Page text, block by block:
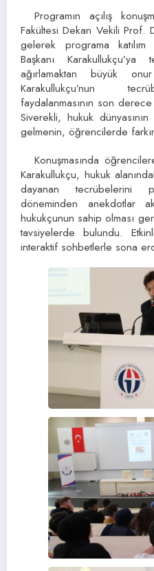
Programın açılış
Fakültesi Dekan Vekili Prof.
gelerek programa
Başkanı
ağırlamaktan büyük
Karakullukçu’nun
faydalanmasının son
Siverekli, hukuk
gelmenin, öğrencilerde
Konuşmasında
Karakullukçu, hukuk
dayanan tecrübelerini
döneminden anekdotlar
hukukçunun sahip olması
tavsiyelerde bulundu.
interaktif sohbetlerle sona